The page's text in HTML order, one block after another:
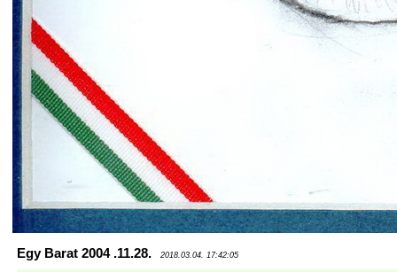
Egy Barat 2004 .11.28. 2018.03.04. 17:42:05